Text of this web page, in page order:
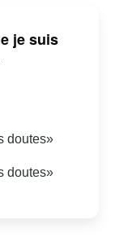
je suis
doutes»
doutes»